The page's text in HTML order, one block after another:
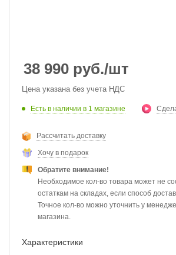
38 990 руб./шт
Цена указана без учета НДС
Есть в наличии в 1 магазине
Рассчитать доставку
Хочу в подарок
Обратите внимание!
Необходимое кол-во товара может не
остаткам на складах, если способ
Точное кол-во можно уточнить у
магазина.
Характеристики